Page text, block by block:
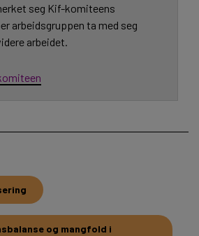
seg Kif-komiteens
arbeidsgruppen ta med seg
arbeidet.
og mangfold i